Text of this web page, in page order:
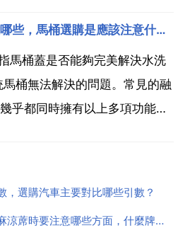
器的規格 光源 視場 測量面積
誤差和重現性儀器...
馬桶蓋購買時需要注意哪些，馬桶選購是應該注意什麼？
馬桶蓋是否能夠完美解決水洗
桶無法解決的問題。常見的融
乎都同時擁有以上多項功能，
蓋的智慧性是否到位的重要指
，選購汽車主要對比哪些引數？
買涼蓆要注意什麼，買亞麻涼蓆時要注意哪些方面，什麼牌子比較好